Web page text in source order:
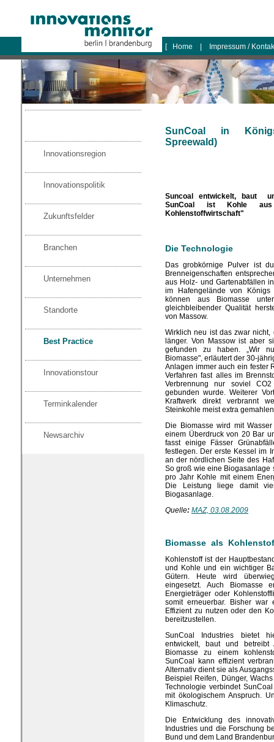
logo
[ Home Impressum /
Innovationsregion
Innovationspolitik
Zukunftsfelder
Branchen
Unternehmen
Standorte
Best Practice
Innovationstour
Terminkalender
Newsarchiv
SunCoal in
Spreewald)
Suncoal entwickelt, baut
SunCoal ist Kohle
Kohlenstoffwirtschaft"
Die Technologie
Das grobkörnige Pulver ist
Brenneigenschaften
aus Holz- und Gartenabfällen
im Hafengelände von Königs
können aus Biomasse
gleichbleibender Qualität
von Massow.
Wirklich neu ist das zwar
länger. Von Massow ist aber
gefunden zu haben. „Wir
Biomasse", erläutert der 30-
Anlagen immer auch ein fester
Verfahren fast alles im
Verbrennung nur soviel
gebunden wurde. Weiterer
Kraftwerk direkt verbrannt
Steinkohle meist extra
Die Biomasse wird mit
einem Überdruck von 20 Bar
fasst einige Fässer
festlegen. Der erste Kessel im
an der nördlichen Seite des
So groß wie eine Biogasanlage
pro Jahr Kohle mit einem
Die Leistung liege damit
Biogasanlage.
Quelle: MAZ, 03.08.2009
Biomasse als
Kohlenstoff ist der
und Kohle und ein wichtiger
Gütern. Heute wird
eingesetzt. Auch Biomasse
Energieträger oder
somit erneuerbar. Bisher war
Effizient zu nutzen oder den
bereitzustellen.
SunCoal Industries bietet
entwickelt, baut und betreibt
Biomasse zu einem
SunCoal kann effizient
Alternativ dient sie als
Beispiel Reifen, Dünger,
Technologie verbindet
mit ökologischem Anspruch.
Klimaschutz.
Die Entwicklung des
Industries und die Forschung
Bund und dem Land